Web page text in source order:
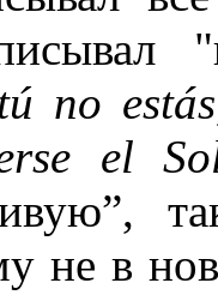
no
el
не в